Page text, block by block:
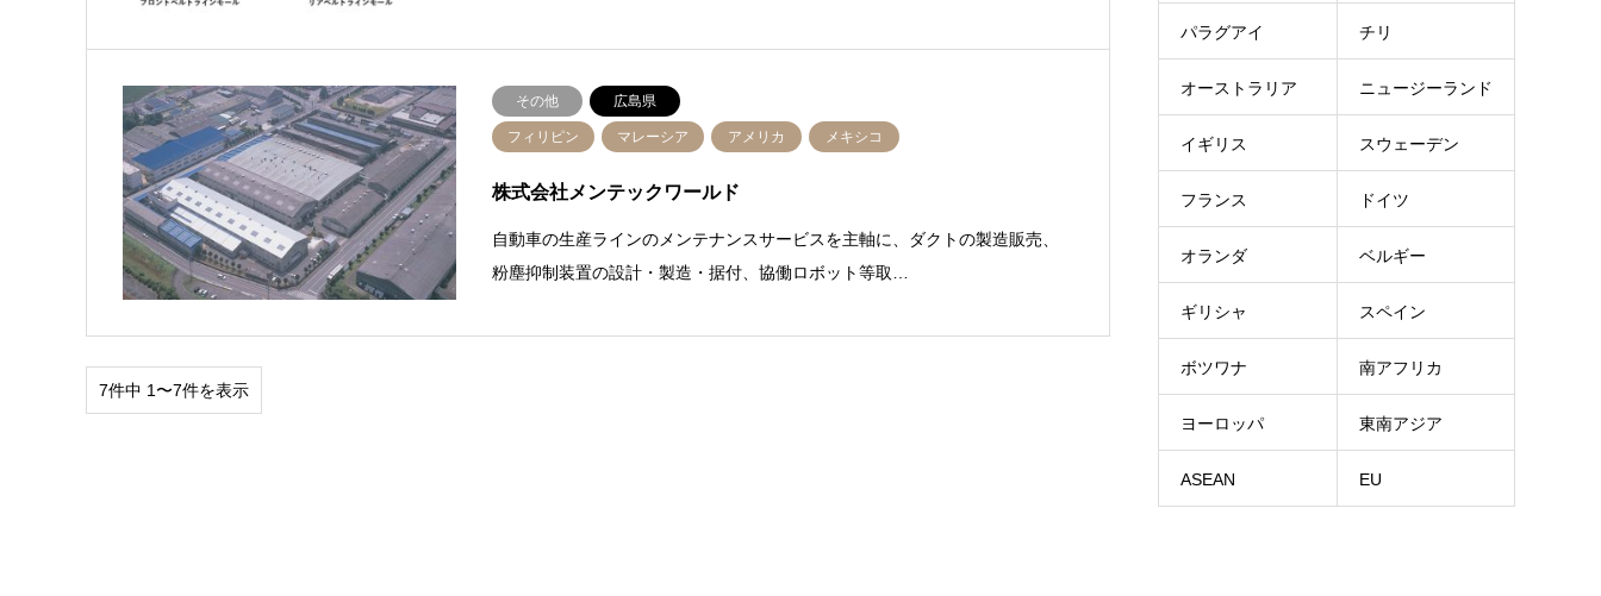
その他 広島県
フィリピン マレーシア アメリカ メキシコ
株式会社メンテックワールド
自動車の生産ラインのメンテナンスサービスを主軸に、ダクトの製造販売、
粉塵抑制装置の設計・製造・据付、協働ロボット等取…
7件中 1〜7件を表示
パラグアイ チリ
オーストラリア ニュージーランド
イギリス スウェーデン
フランス ドイツ
オランダ ベルギー
ギリシャ スペイン
ボツワナ 南アフリカ
ヨーロッパ 東南アジア
ASEAN EU